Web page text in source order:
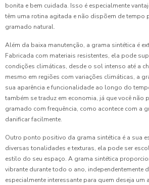
bonita e bem cuidada. Isso é especialmente
têm uma rotina agitada e não dispõem de tempo
gramado natural.
Além da baixa manutenção, a grama sintética é
Fabricada com materiais resistentes, ela pode
condições climáticas, desde o sol intenso até a
mesmo em regiões com variações climáticas, a
sua aparência e funcionalidade ao longo do
também se traduz em economia, já que você não
gramado com frequência, como acontece com a
danificar facilmente.
Outro ponto positivo da grama sintética é a sua
diversas tonalidades e texturas, ela pode ser
estilo do seu espaço. A grama sintética
vibrante durante todo o ano, independentemente
especialmente interessante para quem deseja um